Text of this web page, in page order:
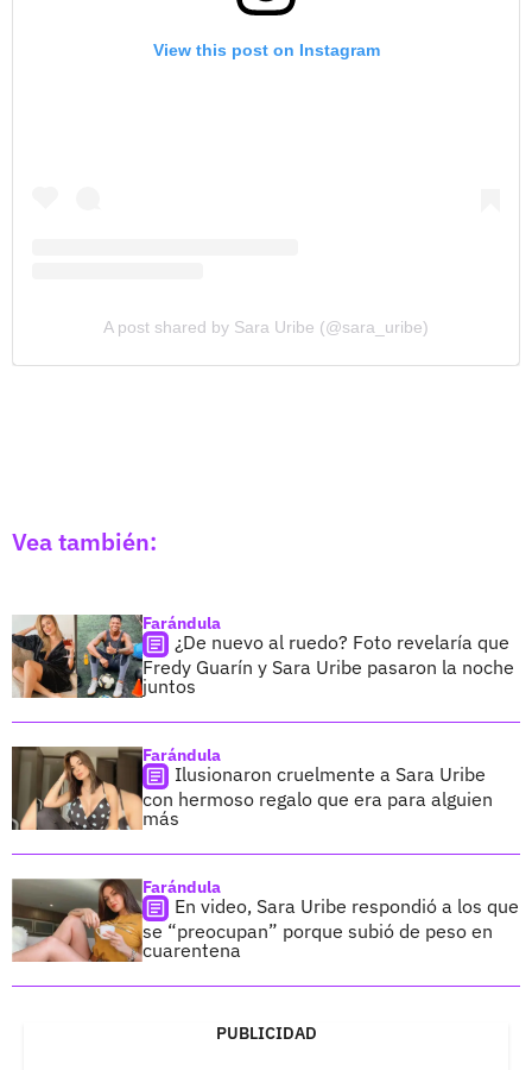
View this post on Instagram
A post shared by Sara Uribe (@sara_uribe)
Vea también:
Farándula
¿De nuevo al ruedo? Foto revelaría que
Fredy Guarín y Sara Uribe pasaron la noche
juntos
Farándula
Ilusionaron cruelmente a Sara Uribe
con hermoso regalo que era para alguien
más
Farándula
En video, Sara Uribe respondió a los que
se “preocupan” porque subió de peso en
cuarentena
PUBLICIDAD